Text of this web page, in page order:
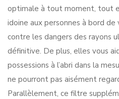
optimale à tout moment, tout
idoine aux personnes à bord
contre les dangers des rayons
définitive. De plus, elles vous
possessions à l’abri dans la
ne pourront pas aisément
Parallèlement, ce filtre